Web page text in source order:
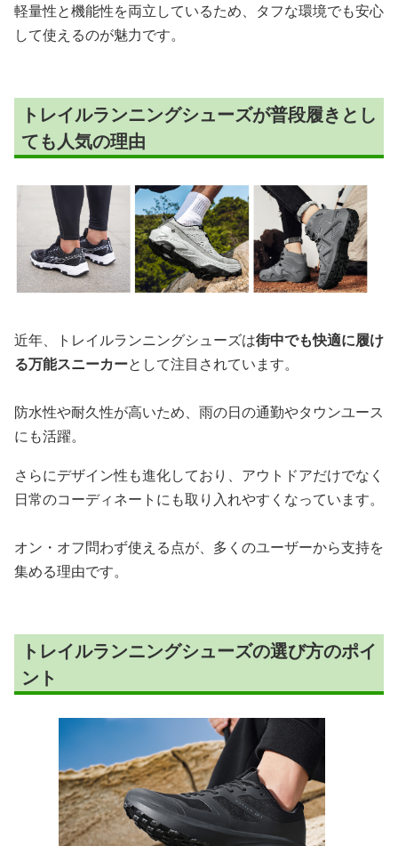
軽量性と機能性を両立しているため、タフな環境でも安心
して使えるのが魅力です。
トレイルランニングシューズが普段履きとし
ても人気の理由
近年、トレイルランニングシューズは街中でも快適に履け
る万能スニーカーとして注目されています。
防水性や耐久性が高いため、雨の日の通勤やタウンユース
にも活躍。
さらにデザイン性も進化しており、アウトドアだけでなく
日常のコーディネートにも取り入れやすくなっています。
オン・オフ問わず使える点が、多くのユーザーから支持を
集める理由です。
トレイルランニングシューズの選び方のポイ
ント